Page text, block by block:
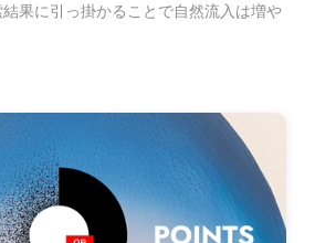
果に引っ掛かることで自然流入は増や